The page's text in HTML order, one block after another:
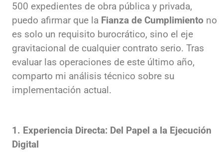
500 expedientes de obra pública y privada,
puedo afirmar que la Fianza de Cumplimiento no
es solo un requisito burocrático, sino el eje
gravitacional de cualquier contrato serio. Tras
evaluar las operaciones de este último año,
comparto mi análisis técnico sobre su
implementación actual.
1. Experiencia Directa: Del Papel a la Ejecución
Digital